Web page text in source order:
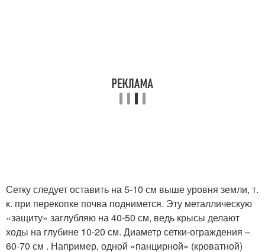
Сетку следует оставить на 5-10 см выше уровня земли, т.
к. при перекопке почва поднимется. Эту металлическую
«защиту» заглубляю на 40-50 см, ведь крысы делают
ходы на глубине 10-20 см. Диаметр сетки-ограждения –
60-70 см . Например, одной «панцирной» (кроватной)